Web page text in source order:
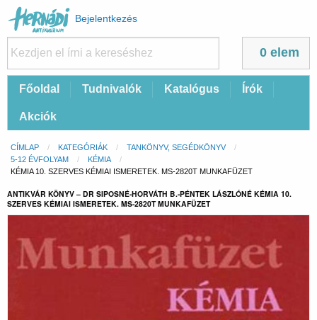
Felhasználói
fiók
menüje
Bejelentkezés
0 elem
FőFőoldal Tudnivalók Katalógus Írók
Akciók
Morzsa
CÍMLAP KATEGÓRIÁK
TANKÖNYV, SEGÉDKÖNYV
5-12 ÉVFOLYAM
KÉMIA
CURRENT:
KÉMIA 10. SZERVES KÉMIAI ISMERETEK. MS-2820T MUNKAFÜZET
ANTIKVÁR KÖNYV – DR SIPOSNÉ-HORVÁTH B.-PÉNTEK LÁSZLÓNÉ KÉMIA 10.
SZERVES KÉMIAI ISMERETEK. MS-2820T MUNKAFÜZET